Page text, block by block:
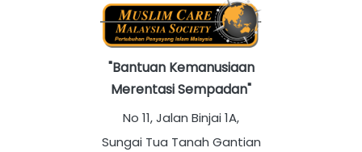
"Bantuan Kemanusiaan
Merentasi Sempadan"
No 11, Jalan Binjai 1A,
Sungai Tua Tanah Gantian